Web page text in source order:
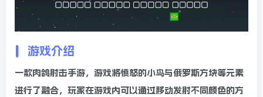
游戏介绍
一款肉鸽射击手游，游戏将愤怒的小鸟与俄罗斯方块等元素
进行了融合，玩家在游戏内可以通过移动发射不同颜色的方